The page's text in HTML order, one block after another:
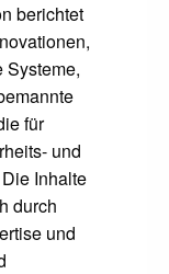
berichtet
Systeme,
für
und
Inhalte
durch
und